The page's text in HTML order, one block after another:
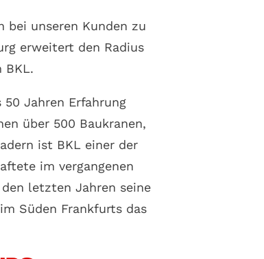
bei unseren Kunden zu
erweitert den Radius
BKL.
Jahren Erfahrung
über 500 Baukranen,
ist BKL einer der
im vergangenen
letzten Jahren seine
Süden Frankfurts das